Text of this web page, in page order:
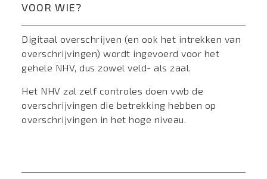
VOOR WIE?
Digitaal overschrijven (en ook het intrekken van
overschrijvingen) wordt ingevoerd voor het
gehele NHV, dus zowel veld- als zaal.
Het NHV zal zelf controles doen vwb de
overschrijvingen die betrekking hebben op
overschrijvingen in het hoge niveau.